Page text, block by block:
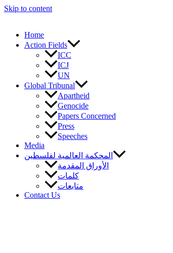
Skip to content
Home
Action Fields
ICC
ICJ
UN
Global Tribunal
Apartheid
Genocide
Papers Concerned
Press
Speeches
Media
المحكمة العالمية لفلسطين
الأوراق المقدمة
كلمات
متابعات
Contact Us